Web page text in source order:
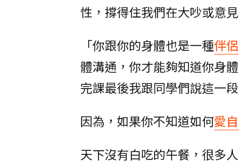
性，撐得住我們在大吵或意
「你跟你的身體也是一種伴侶
體溝通，你才能夠知道你身
完課最後我跟同學們說這一段
因為，如果你不知道如何愛
天下沒有白吃的午餐，很多